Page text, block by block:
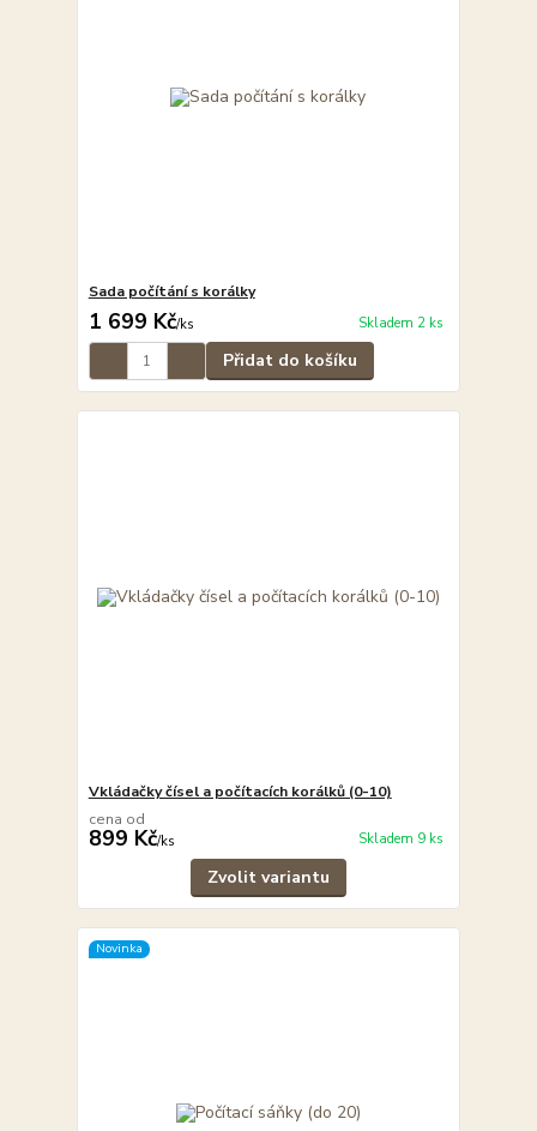
Sada počítání s korálky
1 699 Kč/ks Skladem 2 ks
Přidat do košíku
Vkládačky čísel a počítacích korálků (0-10)
cena od
899 Kč/ks Skladem 9 ks
Zvolit variantu
Novinka